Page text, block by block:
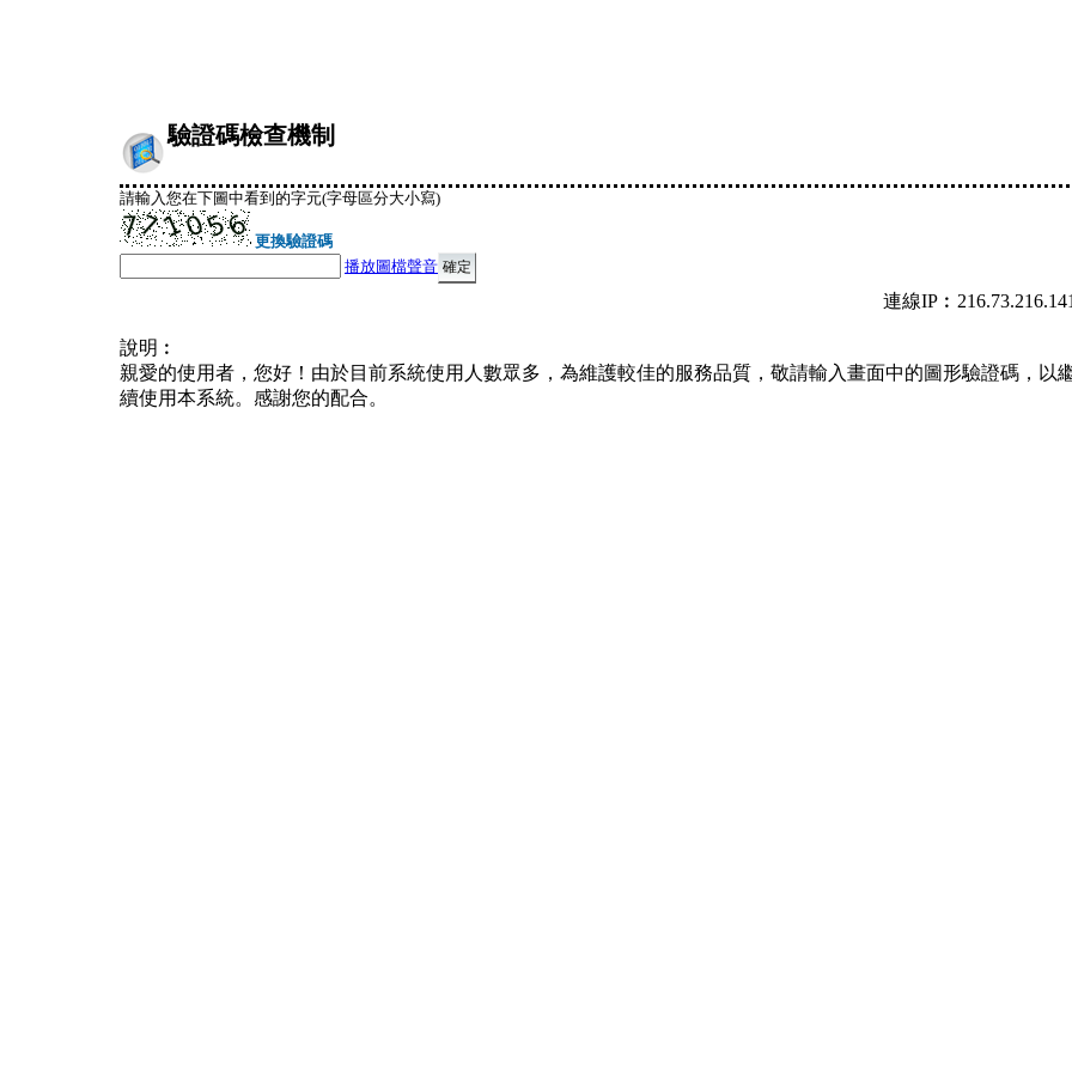
驗證碼檢查機制
請輸入您在下圖中看到的字元(字母區分大小寫)
更換驗證碼
播放圖檔聲音
連線
說明︰
親愛的使用者，您好！由於目前系統使用人數眾多，為維護較佳的服務品質，敬請輸入畫面中的圖形驗證碼，以
續使用本系統。感謝您的配合。